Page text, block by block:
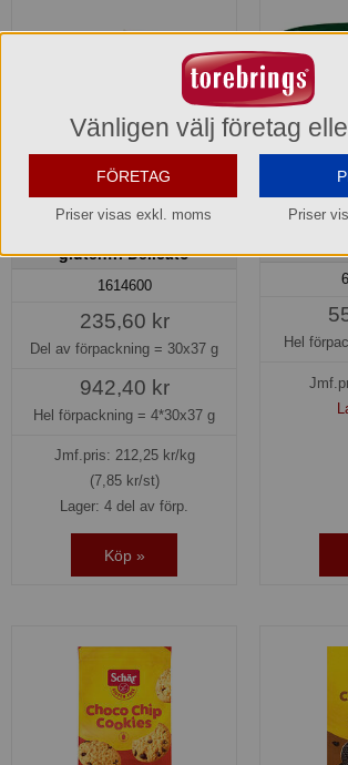
glutenfri Delicato
1614600
235,60 kr
Del av förpackning = 30x37 g
942,40 kr
Hel förpackning = 4*30x37 g
Jmf.pris: 212,25kr/kg
(7,85 kr/st)
Lager: 4 del av förp.
Köp »
Hel
Vänligen välj företag
FÖRETAG
Priser visas exkl. moms Priser